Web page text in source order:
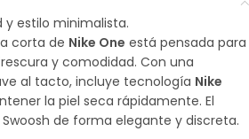
y estilo minimalista.
corta de Nike One está pensada para
y comodidad. Con una
al tacto, incluye tecnología Nike
la piel seca rápidamente. El
de forma elegante y discreta.